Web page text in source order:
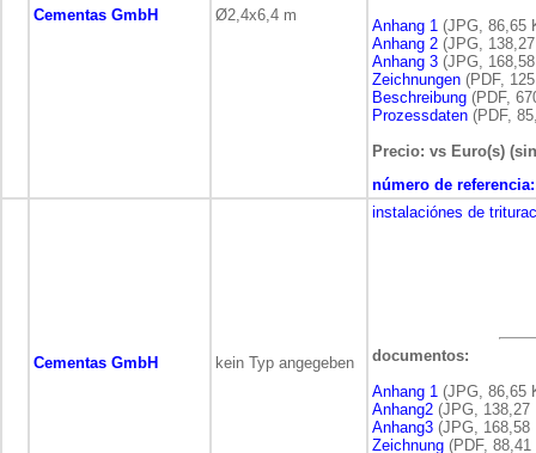
Cementas GmbH Ø2,4x6,4 m
Anhang 1 (JPG, 86,65
Anhang 2 (JPG,
Anhang 3 (JPG,
Zeichnungen (PDF,
Beschreibung (PDF,
Prozessdaten (PDF,
Precio: vs Euro(s)
número de referencia:
Cementas GmbH kein Typ angegeben
instalaciónes de
documentos:
Anhang 1 (JPG, 86,65
Anhang2 (JPG, 138,27
Anhang3 (JPG, 168,58
Zeichnung (PDF, 88,41